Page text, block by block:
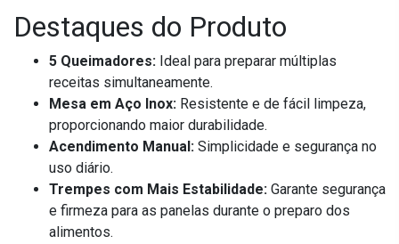
Destaques do Produto
5 Queimadores: Ideal para preparar múltiplas
receitas simultaneamente.
Mesa em Aço Inox: Resistente e de fácil limpeza,
proporcionando maior durabilidade.
Acendimento Manual: Simplicidade e segurança no
uso diário.
Trempes com Mais Estabilidade: Garante segurança
e firmeza para as panelas durante o preparo dos
alimentos.